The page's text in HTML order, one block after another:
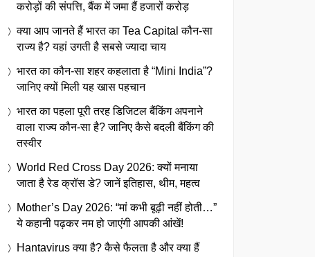
करोड़ों की संपत्ति, बैंक में जमा हैं हजारों करोड़
क्या आप जानते हैं भारत का Tea Capital कौन-सा
राज्य है? यहां उगती है सबसे ज्यादा चाय
भारत का कौन-सा शहर कहलाता है “Mini India”?
जानिए क्यों मिली यह खास पहचान
भारत का पहला पूरी तरह डिजिटल बैंकिंग अपनाने
वाला राज्य कौन-सा है? जानिए कैसे बदली बैंकिंग की
तस्वीर
World Red Cross Day 2026: क्यों मनाया
जाता है रेड क्रॉस डे? जानें इतिहास, थीम, महत्व
Mother’s Day 2026: “मां कभी बूढ़ी नहीं होती…”
ये कहानी पढ़कर नम हो जाएंगी आपकी आंखें!
Hantavirus क्या है? कैसे फैलता है और क्या हैं